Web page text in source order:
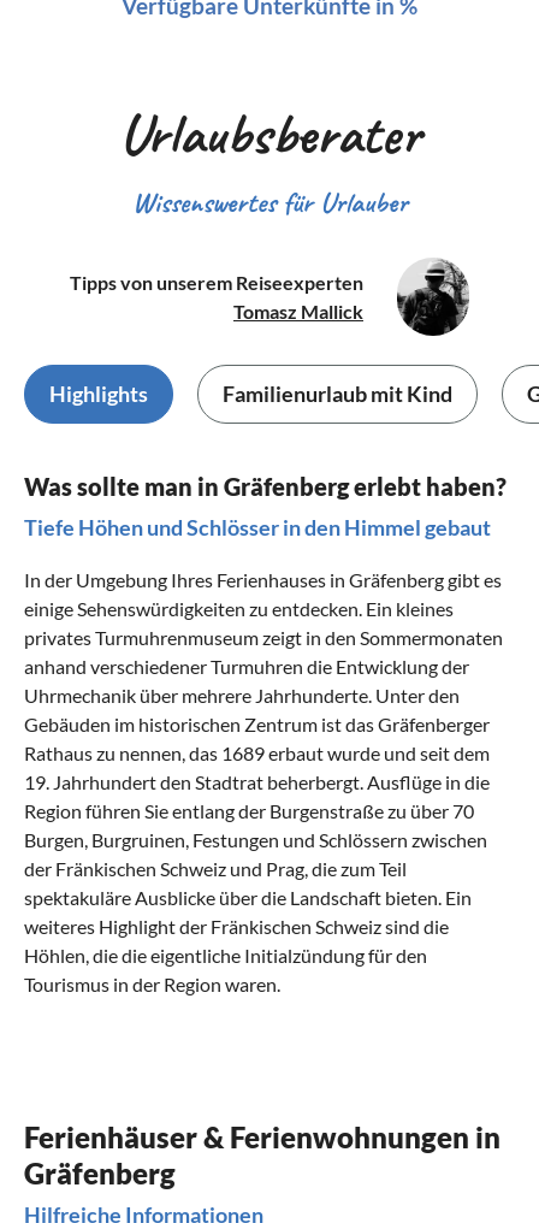
Urlaubsberater
Wissenswertes für Urlauber
Tipps von unserem Reiseexperten
Tomasz Mallick
Highlights Familienurlaub mit Kind
Was sollte man in Gräfenberg erlebt haben?
Tiefe Höhen und Schlösser in den Himmel gebaut
In der Umgebung Ihres Ferienhauses in Gräfenberg gibt es
einige Sehenswürdigkeiten zu entdecken. Ein kleines
privates Turmuhrenmuseum zeigt in den Sommermonaten
anhand verschiedener Turmuhren die Entwicklung der
Uhrmechanik über mehrere Jahrhunderte. Unter den
Gebäuden im historischen Zentrum ist das Gräfenberger
Rathaus zu nennen, das 1689 erbaut wurde und seit dem
19. Jahrhundert den Stadtrat beherbergt. Ausflüge in die
Region führen Sie entlang der Burgenstraße zu über 70
Burgen, Burgruinen, Festungen und Schlössern zwischen
der Fränkischen Schweiz und Prag, die zum Teil
spektakuläre Ausblicke über die Landschaft bieten. Ein
weiteres Highlight der Fränkischen Schweiz sind die
Höhlen, die die eigentliche Initialzündung für den
Tourismus in der Region waren.
Ihre Ferienwohnung in Gräfenberg liegt am Rande der
Fränkischen Schweiz, einem Naherholungsgebiet mit gut
ausgebautem Wander- und Radwegnetz. Städter aus Fürth,
Eines vorweg: Vegetarier haben es in Franken (vor allem in
ländlichen Regionen) schwer. Eine Ausnahme bildet die
Gräfenberg liegt im Landkreis Forchheim nordöstlich von
Nürnbergund südwestlich von
Die Stadt gilt als Tor zur
Ferienhäuser & Ferienwohnungen in
Gräfenberg
Hilfreiche Informationen